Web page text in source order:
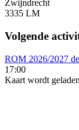
Zwijndrecht
3335 LM
Volgende
ROM 2026/2027
17:00
Kaart wordt